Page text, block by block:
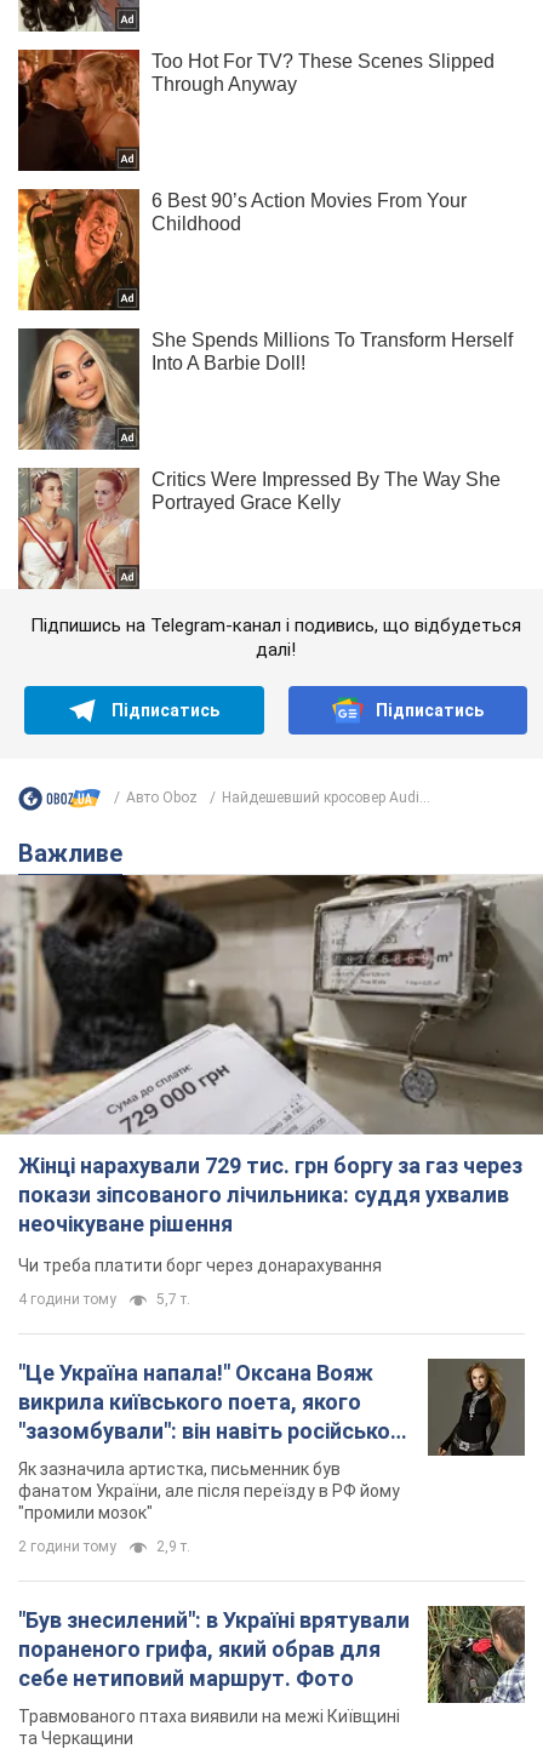
Підпишись на Telegram-канал і подивись, що відбудеться
далі!
Підписатись Підписатись
Авто Oboz Найдешевший кросовер Audi...
Важливе
Жінці нарахували 729 тис. грн боргу за газ через
покази зіпсованого лічильника: суддя ухвалив
неочікуване рішення
Чи треба платити борг через донарахування
4 години тому 5,7 т.
"Це Україна напала!" Оксана Вояж
викрила київського поета, якого
"зазомбували": він навіть російської
не знав, а тепер хоче геноциду
українців
Як зазначила артистка, письменник був
фанатом України, але після переїзду в РФ йому
"промили мозок"
2 години тому 2,9 т.
"Був знесилений": в Україні врятували
пораненого грифа, який обрав для
себе нетиповий маршрут. Фото
Травмованого птаха виявили на межі Київщині
та Черкащини